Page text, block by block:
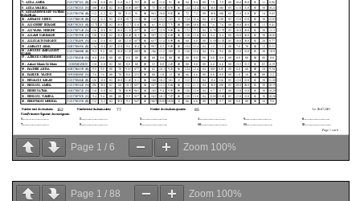
Page 1 / 6 Zoom 100%
Page 1 / 88 Zoom 100%